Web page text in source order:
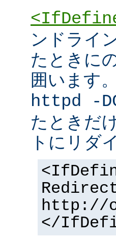
ンドライ
たときに
囲います
httpd -
たときだ
トにリダ
http://
</